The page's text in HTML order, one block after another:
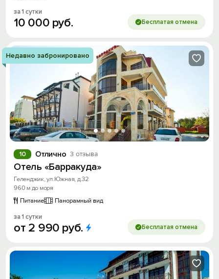
за 1 сутки
10 000 руб. Бесплатая отмена
Недавно забронировано
Отлично 3 отзыва
10
Отель «Барракуда»
Геленджик, ул.Южная, д.32
960 м до моря
Питание
Панорамный вид
за 1 сутки
от 2 990 руб. Бесплатая отмена